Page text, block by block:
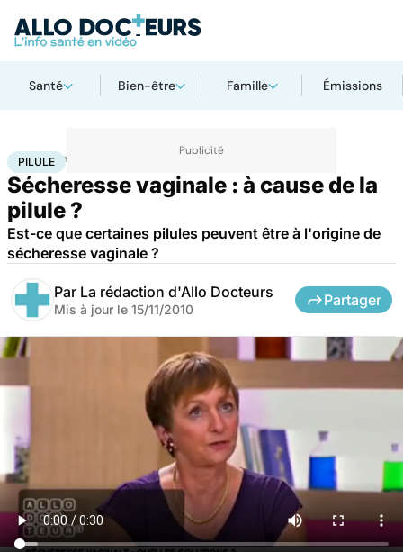
Santé Bien-être Famille Émissions
AccueilBien-être
PILULE
Sécheresse vaginale : à cause de la
pilule ?
Est-ce que certaines pilules peuvent être à l'origine de
sécheresse vaginale ?
Par La rédaction d'Allo Docteurs
Mis à jour le 15/11/2010
Partager